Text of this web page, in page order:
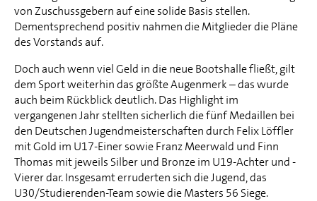
von Zuschussgebern auf eine solide Basis stellen.
Dementsprechend positiv nahmen die Mitglieder die Pläne
des Vorstands auf.
Doch auch wenn viel Geld in die neue Bootshalle fließt, gilt
dem Sport weiterhin das größte Augenmerk – das wurde
auch beim Rückblick deutlich. Das Highlight im
vergangenen Jahr stellten sicherlich die fünf Medaillen bei
den Deutschen Jugendmeisterschaften durch Felix Löffler
mit Gold im U17-Einer sowie Franz Meerwald und Finn
Thomas mit jeweils Silber und Bronze im U19-Achter und -
Vierer dar. Insgesamt erruderten sich die Jugend, das
U30/Studierenden-Team sowie die Masters 56 Siege.